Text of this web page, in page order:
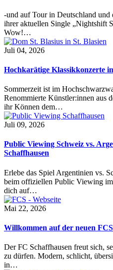
-und auf Tour in Deutschland und
ihrer aktuellen Single „Nightshift
Wow!…
Juli 04, 2026
Hochkarätige Klassikkonzerte
Sommerzeit ist im
Renommierte Künstler:innen aus
ihr Können dem…
Juli 09, 2026
Public Viewing Schweiz vs.
Schaffhausen
Erlebe das Spiel Argentinien vs.
beim offiziellen Public Viewing
dich auf…
Mai 22, 2026
Willkommen auf der neuen
Der FC Schaffhausen freut sich,
zu dürfen. Modern, schlicht,
in…